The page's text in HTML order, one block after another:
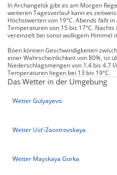
In Archangelsk gibt es am Morgen
weiteren Tagesverlauf kann es
Höchstwerten von 19°C. Abends fällt
Temperaturen von 15 bis 17°C.
vereinzelt bei sonst wolkigem Himmel
Böen können Geschwindigkeiten
einer Wahrscheinlichkeit von 80%, ist
Niederschlagsmengen von 1.4 bis 4.7
Temperaturen liegen bei 13 bis 19°C.
Das Wetter in der Umgebung
Wetter Gulyayevo
Wetter Ust’-Zaostrovskaya
Wetter Mayskaya Gorka